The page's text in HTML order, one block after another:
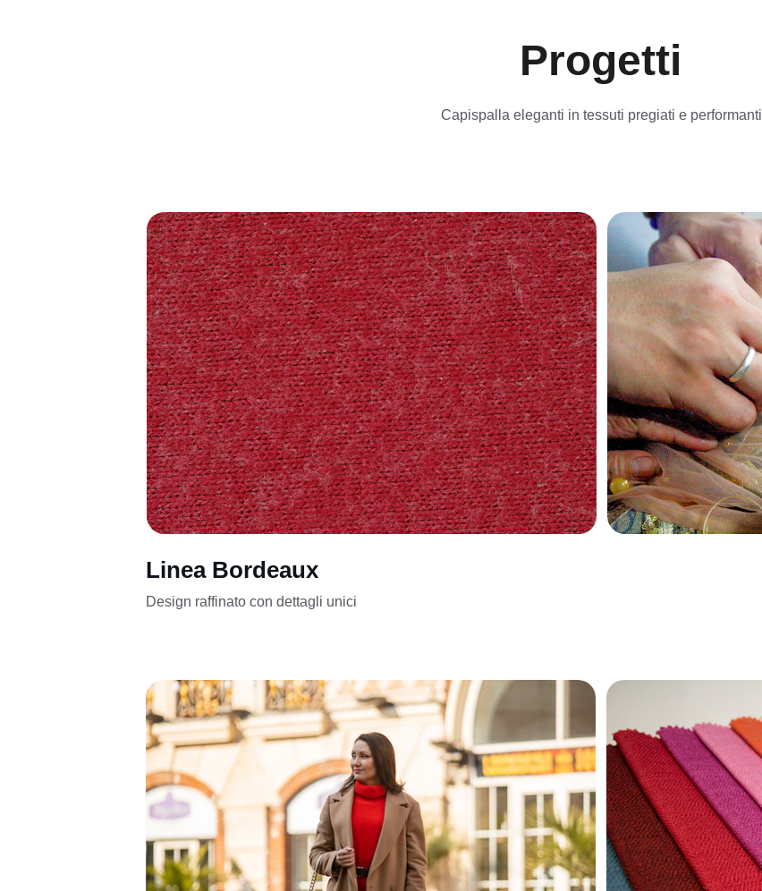
Progetti
Capispalla eleganti in tessuti pregiati e performanti
Linea Bordeaux
Design raffinato con dettagli unici